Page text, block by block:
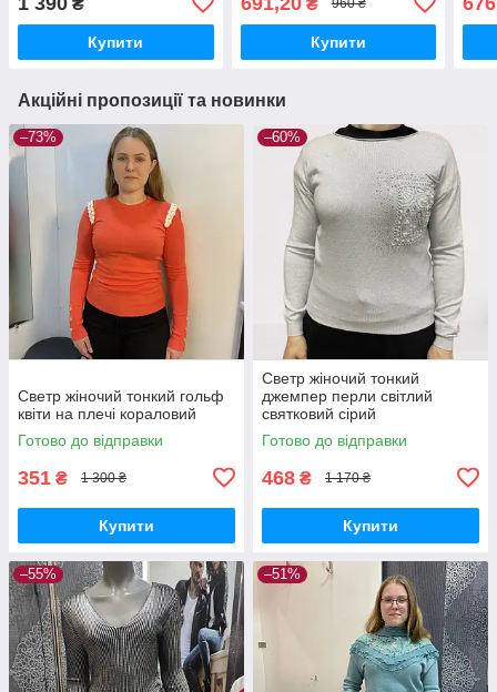
Купити
960 ₴
Купити
Акційні пропозиції та новинки
–73%
Светр жіночий тонкий гольф
квіти на плечі кораловий
Готово до відправки
351 ₴ 1 300 ₴
Купити
–60%
Светр жіночий тонкий
джемпер перли світлий
святковий сірий
Готово до відправки
468 ₴ 1 170 ₴
Купити
–55% –51%